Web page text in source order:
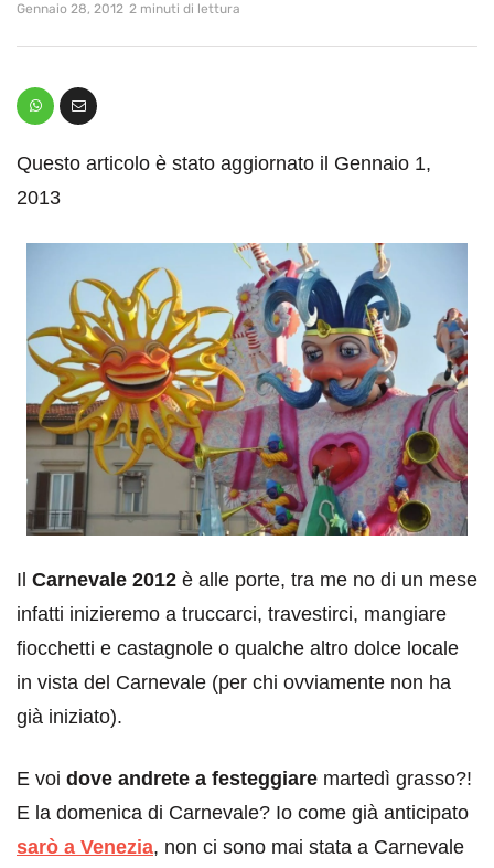
Gennaio 28, 2012 2 minuti di lettura
Questo articolo è stato aggiornato il Gennaio 1,
2013
Il Carnevale 2012 è alle porte, tra me no di un mese
infatti inizieremo a truccarci, travestirci, mangiare
fiocchetti e castagnole o qualche altro dolce locale
in vista del Carnevale (per chi ovviamente non ha
già iniziato).
E voi dove andrete a festeggiare martedì grasso?!
E la domenica di Carnevale? Io come già anticipato
sarò a Venezia, non ci sono mai stata a Carnevale